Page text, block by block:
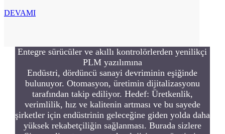
DEVAMI
Entegre sürücüler ve akıllı kontrolörlerden yenilikçi
PLM yazılımına
Endüstri, dördüncü sanayi devriminin eşiğinde
bulunuyor. Otomasyon, üretimin dijitalizasyonu
tarafından takip ediliyor. Hedef: Üretkenlik,
verimlilik, hız ve kalitenin artması ve bu sayede
şirketler için endüstrinin geleceğine giden yolda daha
yüksek rekabetçiliğin sağlanması. Burada sizlere